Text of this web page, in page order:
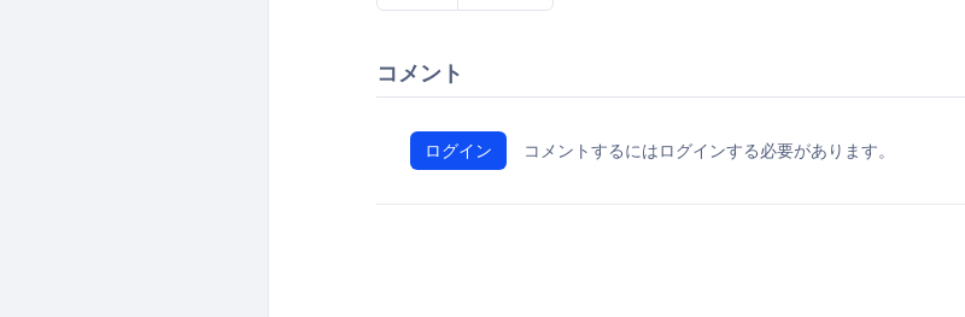
コメント
ログイン コメントするにはログインする必要があります。